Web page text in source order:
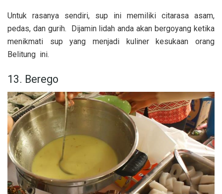
Untuk rasanya sendiri, sup ini memiliki citarasa asam,
pedas, dan gurih. Dijamin lidah anda akan bergoyang ketika
menikmati sup yang menjadi kuliner kesukaan orang
Belitung ini.
13. Berego